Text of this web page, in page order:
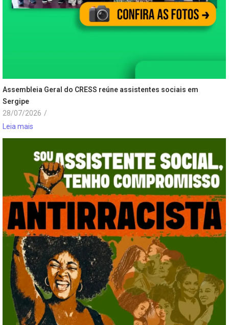
Assembleia Geral do CRESS reúne assistentes sociais em
Sergipe
28/07/2026 /
Leia mais